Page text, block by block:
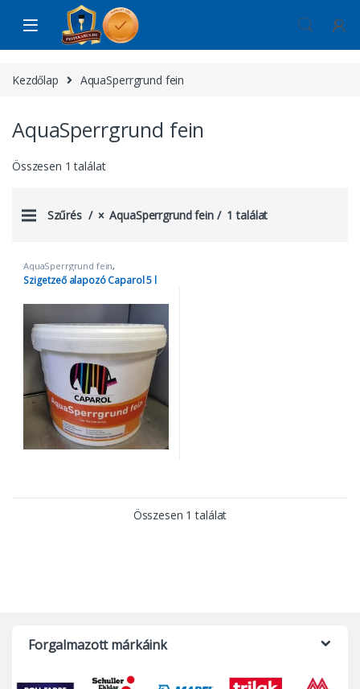
Skip to navigation
Skip to content
Kezdőlap AquaSperrgrund fein
AquaSperrgrund fein
Összesen 1 találat
Szűrés AquaSperrgrund fein 1 találat
AquaSperrgrund fein,
szigetelőalapozó
Szigetzeő alapozó Caparol 5 l
Összesen 1 találat
Forgalmazott márkáink